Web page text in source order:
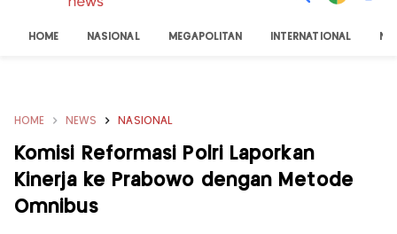
HOME NASIONAL MEGAPOLITAN INTERNATIONAL
HOME NEWS NASIONAL
Komisi Reformasi Polri Laporkan
Kinerja ke Prabowo dengan Metode
Omnibus